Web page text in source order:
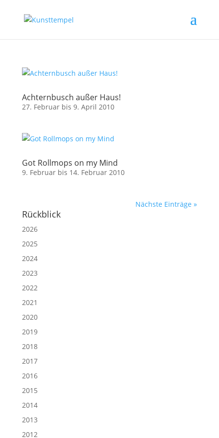
Achternbusch außer Haus!
27. Februar bis 9. April 2010
Got Rollmops on my Mind
9. Februar bis 14. Februar 2010
Nächste Einträge »
Rückblick
2026
2025
2024
2023
2022
2021
2020
2019
2018
2017
2016
2015
2014
2013
2012